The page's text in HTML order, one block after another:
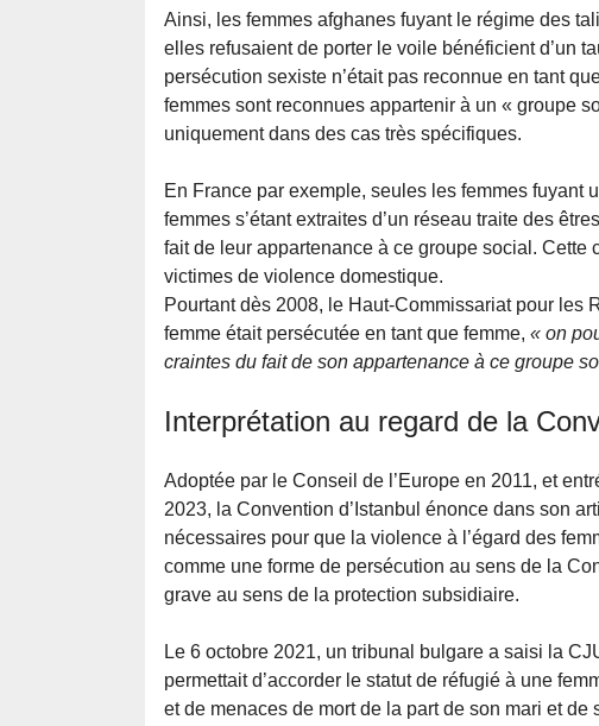
Ainsi, les femmes afghanes fuyant le régime des
elles refusaient de porter le voile bénéficient d’un
persécution sexiste n’était pas reconnue en tant
femmes sont reconnues appartenir à un « groupe
uniquement dans des cas très spécifiques.
En France par exemple, seules les femmes fuyant
femmes s’étant extraites d’un réseau traite des
fait de leur appartenance à ce groupe social.
victimes de violence domestique.
Pourtant dès 2008, le Haut-Commissariat pour les
femme était persécutée en tant que femme, « on
craintes du fait de son appartenance à ce groupe
Interprétation au regard de la
Adoptée par le Conseil de l’Europe en 2011, et
2023, la Convention d’Istanbul énonce dans son
nécessaires pour que la violence à l’égard des
comme une forme de persécution au sens de la
grave au sens de la protection subsidiaire.
Le 6 octobre 2021, un tribunal bulgare a saisi la
permettait d’accorder le statut de réfugié à une
et de menaces de mort de la part de son mari et de